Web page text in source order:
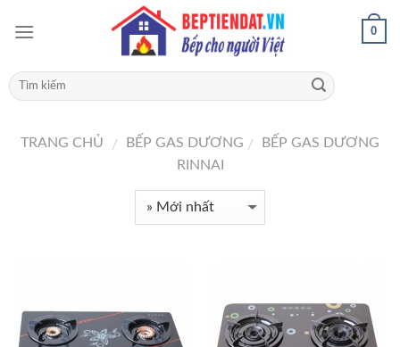
0
TRANG CHỦ / BẾP GAS DƯƠNG /
BẾP GAS DƯƠNG
RINNAI